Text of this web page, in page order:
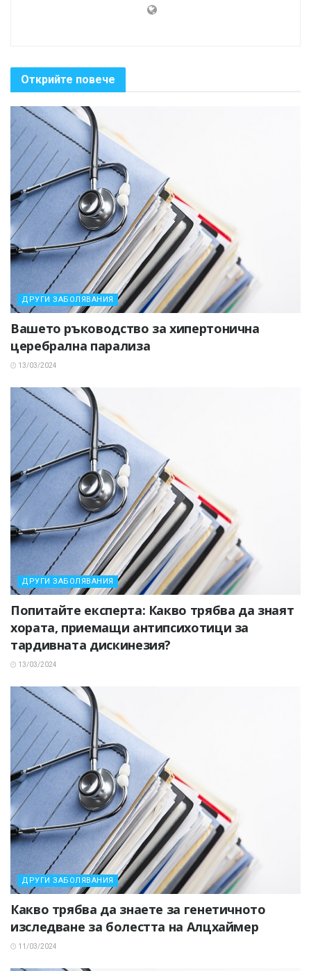
Открийте повече
ДРУГИ ЗАБОЛЯВАНИЯ
Вашето ръководство за хипертонична
церебрална парализа
13/03/2024
ДРУГИ ЗАБОЛЯВАНИЯ
Попитайте експерта: Какво трябва да знаят
хората, приемащи антипсихотици за
тардивната дискинезия?
13/03/2024
ДРУГИ ЗАБОЛЯВАНИЯ
Какво трябва да знаете за генетичното
изследване за болестта на Алцхаймер
11/03/2024